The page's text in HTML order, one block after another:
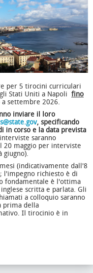
per 5 tirocini curriculari
Stati Uniti a Napoli fino
settembre 2026.
inviare il loro
, specificando
in corso e la data prevista
saranno
maggio per interviste
giugno).
(indicativamente dall'8
l'impegno richiesto è di
fondamentale è l'ottima
scritta e parlata. Gli
a colloquio saranno
prima della
Il tirocinio è in